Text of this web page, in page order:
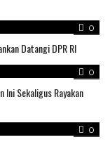
0
Datangi DPR RI
0
Ini Sekaligus Rayakan
0